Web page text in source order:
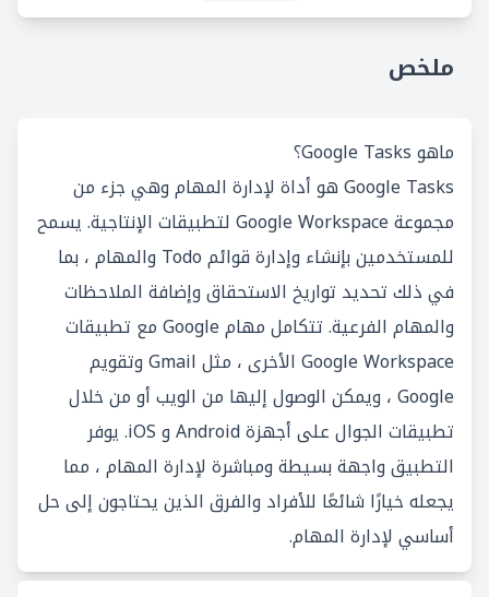
ملخص
ماهو Google Tasks؟
Google Tasks هو أداة لإدارة المهام وهي جزء من
مجموعة Google Workspace لتطبيقات الإنتاجية. يسمح
للمستخدمين بإنشاء وإدارة قوائم Todo والمهام ، بما
في ذلك تحديد تواريخ الاستحقاق وإضافة الملاحظات
والمهام الفرعية. تتكامل مهام Google مع تطبيقات
Google Workspace الأخرى ، مثل Gmail وتقويم
Google ، ويمكن الوصول إليها من الويب أو من خلال
تطبيقات الجوال على أجهزة Android و iOS. يوفر
التطبيق واجهة بسيطة ومباشرة لإدارة المهام ، مما
يجعله خيارًا شائعًا للأفراد والفرق الذين يحتاجون إلى حل
أساسي لإدارة المهام.